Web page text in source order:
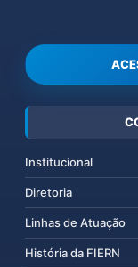
Institucional
Diretoria
Linhas de Atuação
História da FIERN